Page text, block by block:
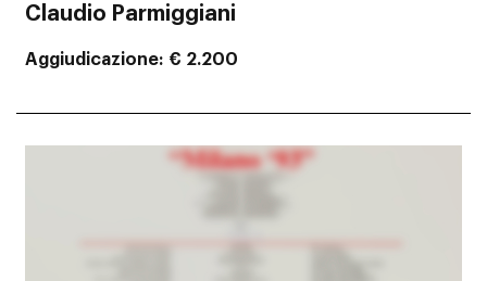
Claudio Parmiggiani
Aggiudicazione € 2.200